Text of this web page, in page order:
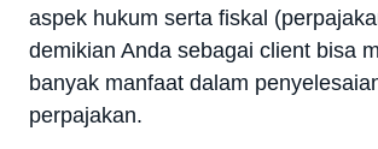
aspek hukum serta fiskal
demikian Anda sebagai client bisa
banyak manfaat dalam
perpajakan.